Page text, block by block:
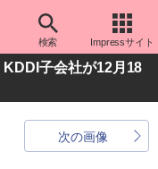
検索 Impressサイト
子会社が12月18
次の画像